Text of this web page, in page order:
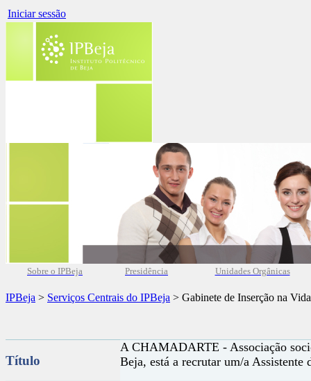
Iniciar sessão
Sobre o IPBeja Presidência Unidades Orgânicas
IPBeja > Serviços Centrais do IPBeja > Gabinete de Inserção na
Título
A CHAMADARTE - Associação
Beja, está a recrutar um/a